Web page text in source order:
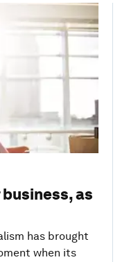
as
has brought
when its